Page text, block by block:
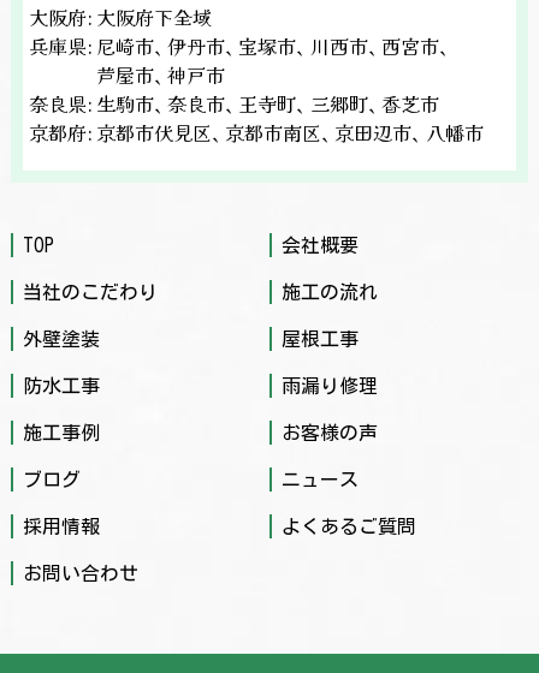
大阪府: 大阪府下全域
兵庫県: 尼崎市、伊丹市、宝塚市、川西市、西宮市、
芦屋市、神戸市
奈良県: 生駒市、奈良市、王寺町、三郷町、香芝市
京都府: 京都市伏見区、京都市南区、京田辺市、八幡市
TOP 会社概要
当社のこだわり 施工の流れ
外壁塗装 屋根工事
防水工事 雨漏り修理
施工事例 お客様の声
ブログ ニュース
採用情報 よくあるご質問
お問い合わせ